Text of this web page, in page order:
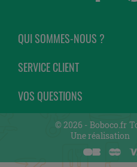
QUI SOMMES-NOUS ?
SERVICE CLIENT
VOS QUESTIONS
© 2026 - Boboco.fr
Une réalisation